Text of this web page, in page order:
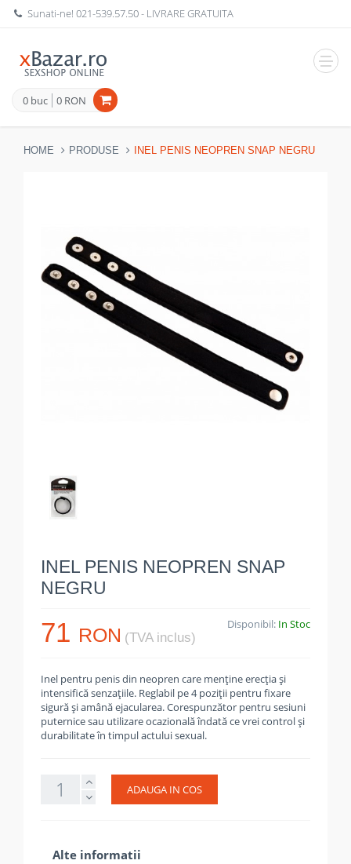
Sunati-ne!021-539.57.50- LIVRARE GRATUITA
0 buc 0 RON
HOME PRODUSE INEL PENIS NEOPREN SNAP NEGRU
INEL PENIS NEOPREN SNAP
NEGRU
71 RON (TVA inclus)
Disponibil: In Stoc
Inel pentru penis din neopren care menține erecția și
intensifică senzațiile. Reglabil pe 4 poziții pentru fixare
sigură și amână ejacularea. Corespunzător pentru sesiuni
puternice sau utilizare ocazională îndată ce vrei control și
durabilitate în timpul actului sexual.
ADAUGA IN COS
Alte informatii